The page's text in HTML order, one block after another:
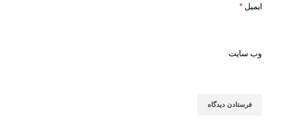
ایمیل *
وب‌ سایت